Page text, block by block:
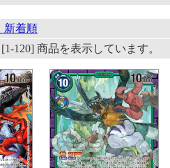
新着順
120] 商品を表示しています。